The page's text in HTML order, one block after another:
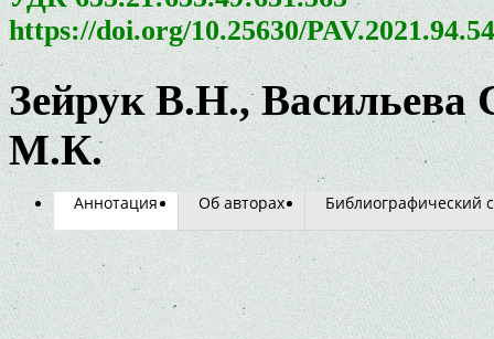
https://doi.org/10.25630/
Зейрук В.Н., Васильева
М.К.
Аннотация Об авторах Библиографический